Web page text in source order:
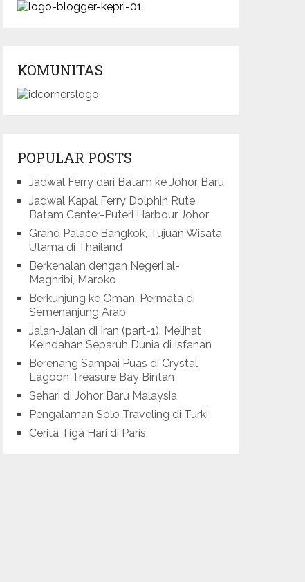
KOMUNITAS
POPULAR POSTS
Jadwal Ferry dari Batam ke Johor Baru
Jadwal Kapal Ferry Dolphin Rute
Batam Center-Puteri Harbour Johor
Grand Palace Bangkok, Tujuan Wisata
Utama di Thailand
Berkenalan dengan Negeri al-
Maghribi, Maroko
Berkunjung ke Oman, Permata di
Semenanjung Arab
Jalan-Jalan di Iran (part-1): Melihat
Keindahan Separuh Dunia di Isfahan
Berenang Sampai Puas di Crystal
Lagoon Treasure Bay Bintan
Sehari di Johor Baru Malaysia
Pengalaman Solo Traveling di Turki
Cerita Tiga Hari di Paris